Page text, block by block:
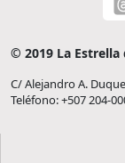
© 2019 La Estrella
C/ Alejandro A.
Teléfono: +507 204-